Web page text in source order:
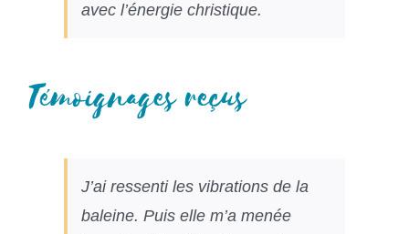
avec l’énergie christique.
Témoignages reçus
J’ai ressenti les vibrations de la
baleine. Puis elle m’a menée